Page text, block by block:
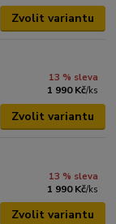
Zvolit variantu
13 % sleva
1 990 Kč/ks
Zvolit variantu
13 % sleva
1 990 Kč/ks
Zvolit variantu